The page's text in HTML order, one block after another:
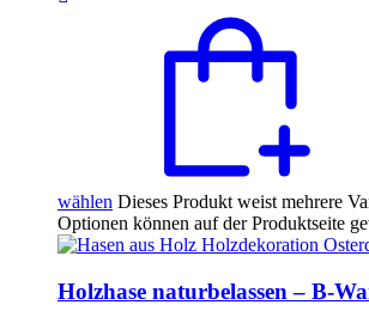
wählen Dieses Produkt weist mehrere
Optionen können auf der Produktseite
Holzhase naturbelassen – B-